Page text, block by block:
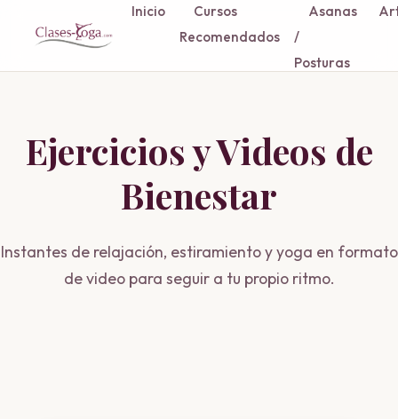
Inicio
Cursos
Recomendados
Asanas
/
Posturas
Ejercicios y Videos de
Bienestar
Instantes de relajación, estiramiento y yoga en formato
de video para seguir a tu propio ritmo.